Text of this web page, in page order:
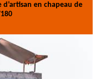
d’artisan en chapeau de